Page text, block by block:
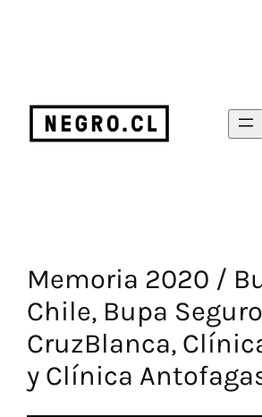
Memoria 2020 /
Chile, Bupa
CruzBlanca,
y Clínica